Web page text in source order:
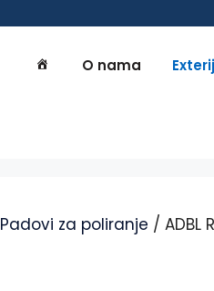
O nama
Padovi za poliranje / ADBL